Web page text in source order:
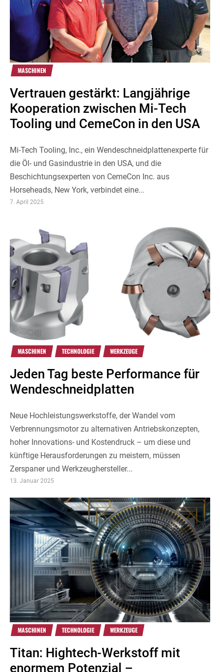
MASCHINEN
Vertrauen gestärkt: Langjährige
Kooperation zwischen Mi-Tech
Tooling und CemeCon in den USA
Mi-Tech Tooling, Inc., ein Wendeschneidplattenexperte für
die Öl- und Gasindustrie in den USA, und die
Beschichtungsexperten von CemeCon Inc. aus
Horseheads, New York, verbindet eine...
7. April 2025
MASCHINEN TECHNOLOGIE WERKZEUGE
Jeden Tag beste Performance für
Wendeschneidplatten
Neue Hochleistungswerkstoffe, der Wandel vom
Verbrennungsmotor zu alternativen Antriebskonzepten,
hoher Innovations- und Kostendruck – um diese und
künftige Herausforderungen zu meistern, müssen
Zerspaner und Werkzeughersteller...
13. Januar 2025
MASCHINEN TECHNOLOGIE WERKZEUGE
Titan: Hightech-Werkstoff mit
enormem Potenzial –